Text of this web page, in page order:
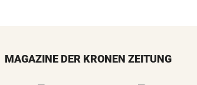
MAGAZINE DER KRONEN ZEITUNG